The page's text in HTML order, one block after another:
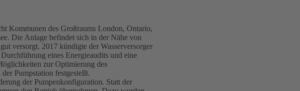
Kommunen des Großraums London, Ontario,
Die Anlage befindet sich in der Nähe von
versorgt. 2017 kündigte der Wasserversorger
eines Energieaudits und eine
zur Optimierung des
Pumpstation festgestellt.
der Pumpenkonfiguration. Statt der